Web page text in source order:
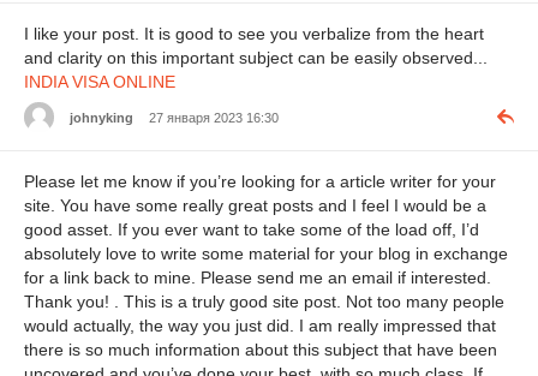
I like your post. It is good to see you verbalize from the heart
and clarity on this important subject can be easily observed...
INDIA VISA ONLINE
johnyking 27 января 2023 16:30
Please let me know if you’re looking for a article writer for your
site. You have some really great posts and I feel I would be a
good asset. If you ever want to take some of the load off, I’d
absolutely love to write some material for your blog in exchange
for a link back to mine. Please send me an email if interested.
Thank you! . This is a truly good site post. Not too many people
would actually, the way you just did. I am really impressed that
there is so much information about this subject that have been